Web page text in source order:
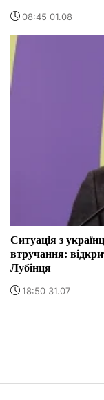
08:45 01.08
Ситуація з
втручання:
Лубінця
18:50 31.07